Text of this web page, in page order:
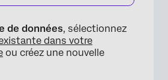
de données, sélectionnez
dans votre
ou créez une nouvelle